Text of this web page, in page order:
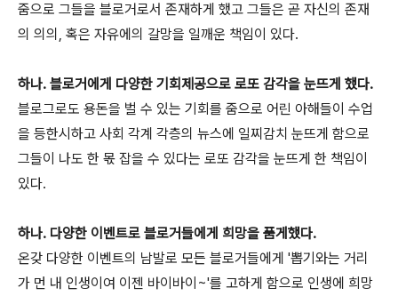
줌으로 그들을 블로거로서 존재하게 했고 그들은 곧 자신의 존재
의 의의, 혹은 자유에의 갈망을 일깨운 책임이 있다.
하나. 블로거에게 다양한 기회제공으로 로또 감각을 눈뜨게 했다.
블로그로도 용돈을 벌 수 있는 기회를 줌으로 어린 아해들이 수업
을 등한시하고 사회 각계 각층의 뉴스에 일찌감치 눈뜨게 함으로
그들이 나도 한 몫 잡을 수 있다는 로또 감각을 눈뜨게 한 책임이
있다.
하나. 다양한 이벤트로 블로거들에게 희망을 품게했다.
온갖 다양한 이벤트의 남발로 모든 블로거들에게 '뽑기와는 거리
가 먼 내 인생이여 이젠 바이바이~'를 고하게 함으로 인생에 희망